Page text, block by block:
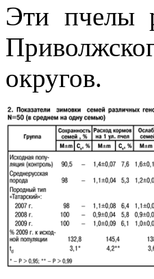
Эти пчелы
округов.